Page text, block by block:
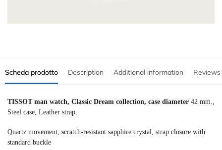
Scheda prodotto Description Additional information Reviews
TISSOT man watch, Classic Dream collection, case diameter 42 mm.,
Steel case, Leather strap.
Quartz movement, scratch-resistant sapphire crystal, strap closure with
standard buckle